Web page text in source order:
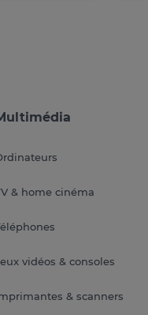
& home cinéma
vidéos & consoles
& scanners